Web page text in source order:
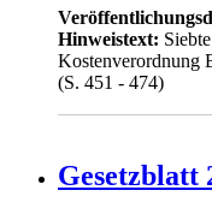
Hinweistext:
Kostenverordnung
(S. 451 - 474)
Gesetzblatt